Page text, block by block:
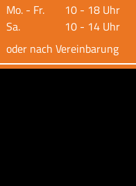
Mo. - Fr.
10 - 18 Uhr
Sa.
10 - 14 Uhr
oder nach Vereinbarung